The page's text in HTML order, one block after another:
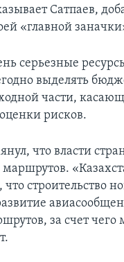
Сатпаев,
«главной
серьезные
выделять
части,
рисков.
что власти
маршрутов.
строительство
за счет